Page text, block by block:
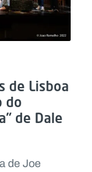
de Lisboa
do
de Dale
de Joe